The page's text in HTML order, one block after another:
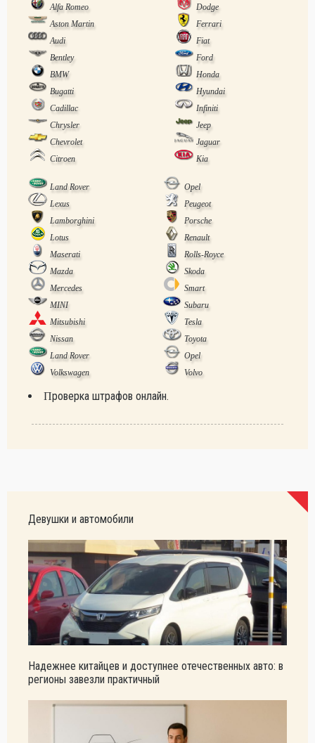
Alfa Romeo
Dodge
Aston Martin
Ferrari
Audi
Fiat
Bentley
Ford
BMW
Honda
Bugatti
Hyundai
Cadillac
Infiniti
Chrysler
Jeep
Chevrolet
Jaguar
Citroen
Kia
Land Rover
Opel
Lexus
Peugeot
Lamborghini
Porsche
Lotus
Renault
Maserati
Rolls-Royce
Mazda
Skoda
Mercedes
Smart
MINI
Subaru
Mitsubishi
Tesla
Nissan
Toyota
Land Rover
Opel
Volkswagen
Volvo
Проверка штрафов онлайн.
Девушки и автомобили
Надежнее китайцев и доступнее отечественных авто: в
регионы завезли практичный